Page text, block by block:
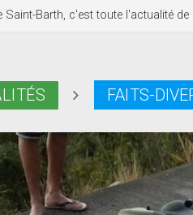
Saint-Barth, c'est toute l'actualité
FAITS-